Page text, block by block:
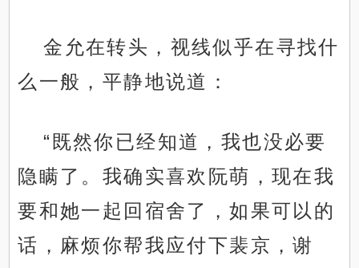
金允在转头，视线似乎在寻找什
么一般，平静地说道：
“既然你已经知道，我也没必要
隐瞒了。我确实喜欢阮萌，现在我
要和她一起回宿舍了，如果可以的
话，麻烦你帮我应付下裴京，谢